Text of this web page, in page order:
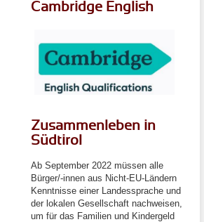
Cambridge English
Zusammenleben in
Südtirol
Ab September 2022 müssen alle
Bürger/-innen aus Nicht-EU-Ländern
Kenntnisse einer Landessprache und
der lokalen Gesellschaft nachweisen,
um für das Familien und Kindergeld